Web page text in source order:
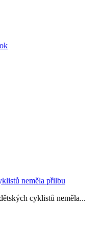
cyklistů neměla...